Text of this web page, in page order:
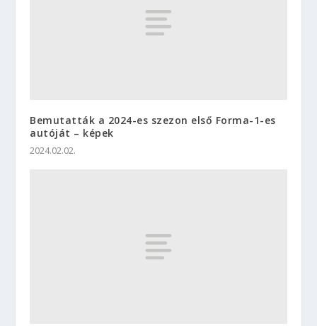
Bemutatták a 2024-es szezon első Forma-1-es
autóját – képek
2024.02.02.